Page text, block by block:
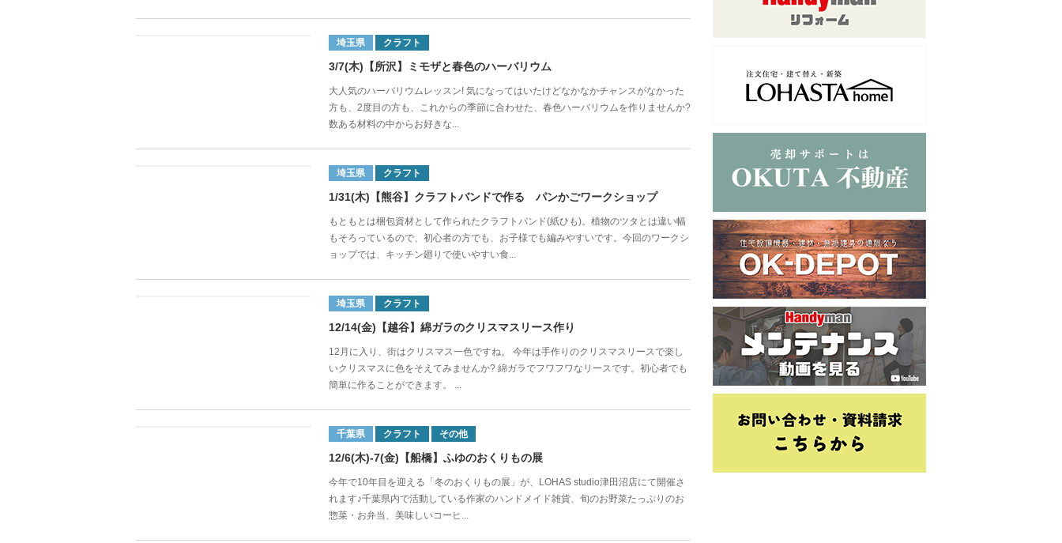
埼玉県 クラフト
3/7(木)【所沢】ミモザと春色のハーバリウム
大人気のハーバリウムレッスン! 気になってはいたけどなかなかチャンスがなかった
方も、2度目の方も、これからの季節に合わせた、春色ハーバリウムを作りませんか?
数ある材料の中からお好きな...
埼玉県 クラフト
1/31(木)【熊谷】クラフトバンドで作る パンかごワークショップ
もともとは梱包資材として作られたクラフトバンド(紙ひも)。植物のツタとは違い幅
もそろっているので、初心者の方でも、お子様でも編みやすいです。今回のワークシ
ョップでは、キッチン廻りで使いやすい食...
埼玉県 クラフト
12/14(金)【越谷】綿ガラのクリスマスリース作り
12月に入り、街はクリスマス一色ですね。 今年は手作りのクリスマスリースで楽し
いクリスマスに色をそえてみませんか? 綿ガラでフワフワなリースです。初心者でも
簡単に作ることができます。 ...
千葉県 クラフト その他
12/6(木)-7(金)【船橋】ふゆのおくりもの展
今年で10年目を迎える「冬のおくりもの展」が、LOHAS studio津田沼店にて開催さ
れます♪千葉県内で活動している作家のハンドメイド雑貨、旬のお野菜たっぷりのお
惣菜・お弁当、美味しいコーヒ...